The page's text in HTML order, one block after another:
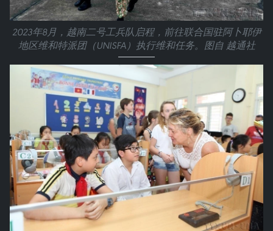
2023年8月，越南二号工兵队启程，前往联合国驻阿卜耶伊
地区维和特派团（UNISFA）执行维和任务。图自 越通社